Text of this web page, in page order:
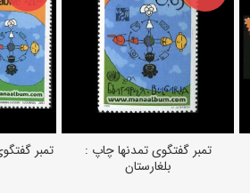
اطلاعات بیشتر
تمبر گفتگوی تمدنها چاپ :
بلغارستان
تمبر